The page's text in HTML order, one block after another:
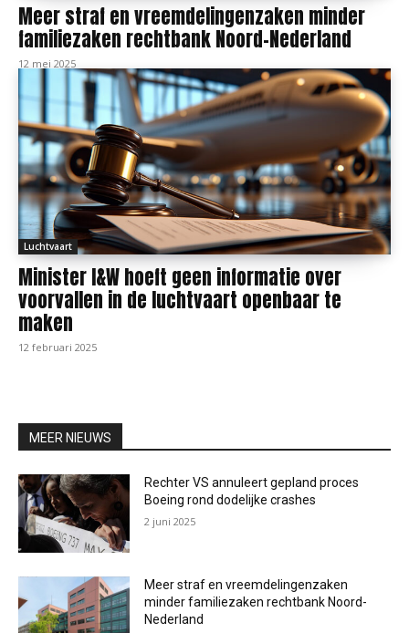
Meer straf en vreemdelingenzaken minder
familiezaken rechtbank Noord-Nederland
12 mei 2025
Luchtvaart
Minister I&W hoeft geen informatie over
voorvallen in de luchtvaart openbaar te
maken
12 februari 2025
MEER NIEUWS
Rechter VS annuleert gepland proces
Boeing rond dodelijke crashes
2 juni 2025
Meer straf en vreemdelingenzaken
minder familiezaken rechtbank Noord-
Nederland